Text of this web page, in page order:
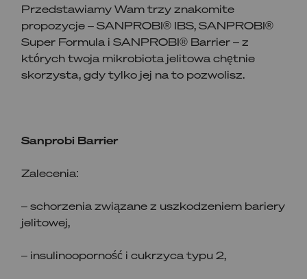
Przedstawiamy Wam trzy znakomite
propozycje – SANPROBI® IBS, SANPROBI®
Super Formula i SANPROBI® Barrier – z
których twoja mikrobiota jelitowa chętnie
skorzysta, gdy tylko jej na to pozwolisz.
Sanprobi Barrier
Zalecenia:
– schorzenia związane z uszkodzeniem bariery
jelitowej,
– insulinooporność i cukrzyca typu 2,